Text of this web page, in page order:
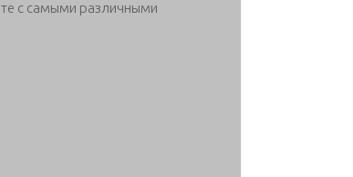
с самыми различными